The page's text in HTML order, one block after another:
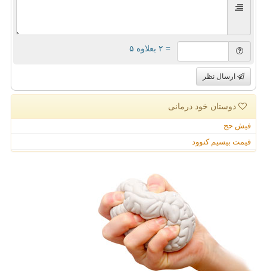
= ۲ بعلاوه ۵
ارسال نظر
دوستان خود درمانی
فیش حج
قیمت بیسیم کنوود